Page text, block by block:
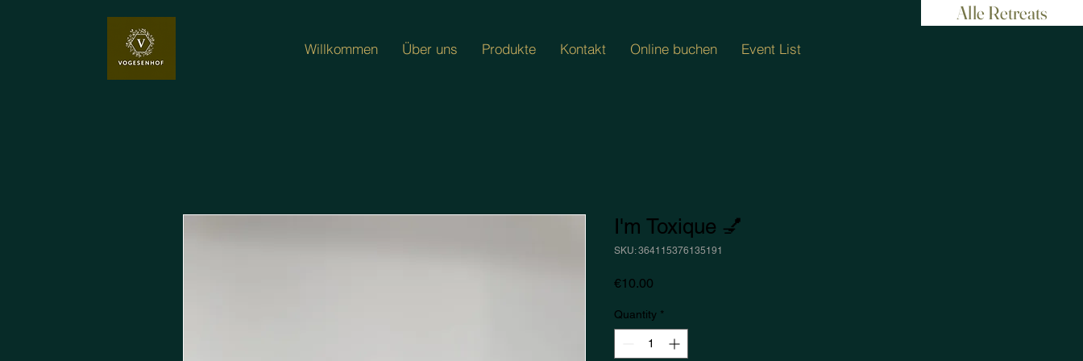
Alle Retreats
Willkommen Über uns Produkte Kontakt Online buchen Event List
I'm Toxique 💅
SKU: 364115376135191
€10.00
Quantity *